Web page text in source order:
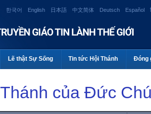
한국어 English 日本語 中文简体 Deutsch Español
Lẽ thật Sự Sống Tin tức Hội Thánh Đóng
của Đức